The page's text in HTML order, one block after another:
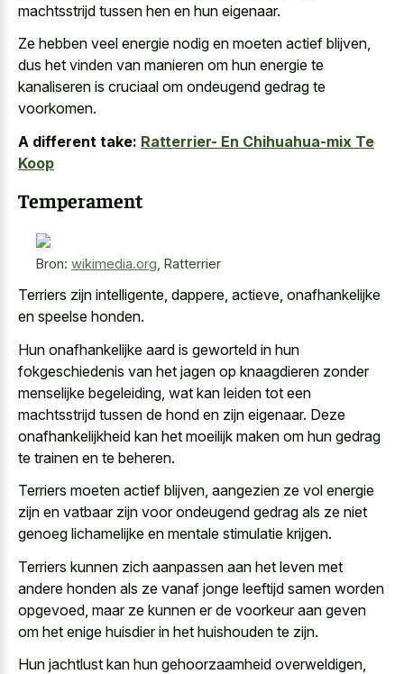
machtsstrijd tussen hen en hun eigenaar.
Ze hebben veel energie nodig en moeten actief blijven,
dus het vinden van manieren om hun energie te
kanaliseren is cruciaal om ondeugend gedrag te
voorkomen.
A different take: Ratterrier- En Chihuahua-mix Te
Koop
Temperament
Bron: wikimedia.org Ratterrier
Terriers zijn intelligente, dappere, actieve, onafhankelijke
en speelse honden.
Hun onafhankelijke aard is geworteld in hun
fokgeschiedenis van het jagen op knaagdieren zonder
menselijke begeleiding, wat kan leiden tot een
machtsstrijd tussen de hond en zijn eigenaar. Deze
onafhankelijkheid kan het moeilijk maken om hun gedrag
te trainen en te beheren.
Terriers moeten actief blijven, aangezien ze vol energie
zijn en vatbaar zijn voor ondeugend gedrag als ze niet
genoeg lichamelijke en mentale stimulatie krijgen.
Terriers kunnen zich aanpassen aan het leven met
andere honden als ze vanaf jonge leeftijd samen worden
opgevoed, maar ze kunnen er de voorkeur aan geven
om het enige huisdier in het huishouden te zijn.
Hun jachtlust kan hun gehoorzaamheid overweldigen,